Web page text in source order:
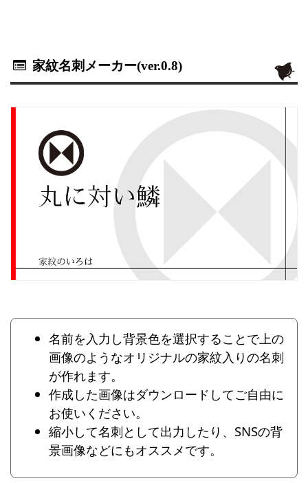
家紋名刺メーカー(ver.0.8)
名前を入力し背景色を選択することで上の
画像のようなオリジナルの家紋入りの名刺
が作れます。
作成した画像はダウンロードしてご自由に
お使いください。
縮小して名刺として出力したり、SNSの背
景画像などにもオススメです。